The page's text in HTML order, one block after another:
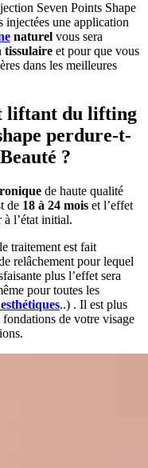
Seven Points Shape
injectées une application
naturel vous sera
tissulaire et pour que vous
dans les meilleures
liftant du lifting
perdure-t-
?
de haute qualité
de 18 à 24 mois et l’effet
à l’état initial.
traitement est fait
relâchement pour lequel
plus l’effet sera
pour toutes les
..) . Il est plus
de votre visage